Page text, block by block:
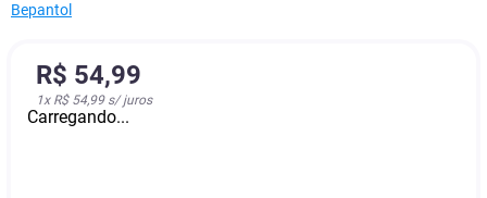
Bepantol
R$ 54,99
1x R$ 54,99s/ juros
Carregando...